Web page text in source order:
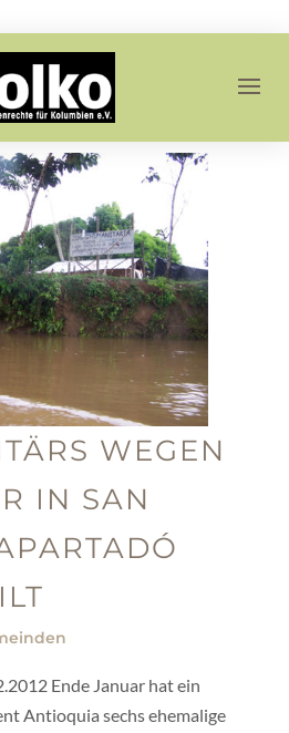
WEGEN
IN SAN
Ende Januar hat ein
Antioquia sechs ehemalige